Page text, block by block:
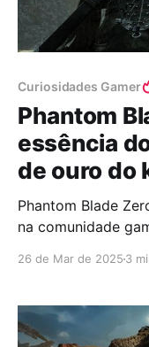
Curiosidades Gamer
Phantom
essência
de ouro do
Phantom Blade
na comunidade
compartilhou as
o título.Ele
26 de Mar de 2025 3